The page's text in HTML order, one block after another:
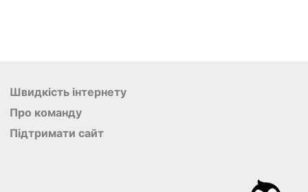
Швидкість інтернету
Про команду
Підтримати сайт